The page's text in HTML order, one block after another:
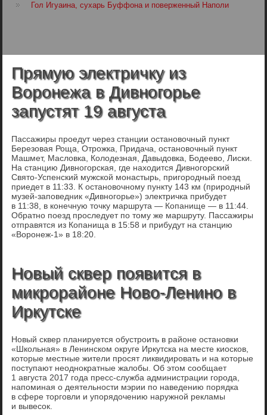
Гол Игуаина, сухарь Буффона и поверженный Наполи
Прямую электричку из
Воронежа в Дивногорье
запустят 19 августа
Пассажиры проедут через станции остановочный пункт
Березовая Роща, Отрожка, Придача, остановочный пункт
Машмет, Масловка, Колодезная, Давыдовка, Бодеево, Лиски.
На станцию Дивногорская, где находится Дивногорский
Свято-Успенский мужской монастырь, пригородный поезд
приедет в 11:33. К остановочному пункту 143 км (природный
музей-заповедник «Дивногорье») электричка прибудет
в 11:38, в конечную точку маршрута — Копанище — в 11:44.
Обратно поезд проследует по тому же маршруту. Пассажиры
отправятся из Копанища в 15:58 и прибудут на станцию
«Воронеж-1» в 18:20.
Новый сквер появится в
микрорайоне Ново-Ленино в
Иркутске
Новый сквер планируется обустроить в районе остановки
«Школьная» в Ленинском округе Иркутска на месте киосков,
которые местные жители просят ликвидировать и на которые
поступают неоднократные жалобы. Об этом сообщает
1 августа 2017 года пресс-служба администрации города,
напоминая о деятельности мэрии по наведению порядка
в сфере торговли и упорядочению наружной рекламы
и вывесок.